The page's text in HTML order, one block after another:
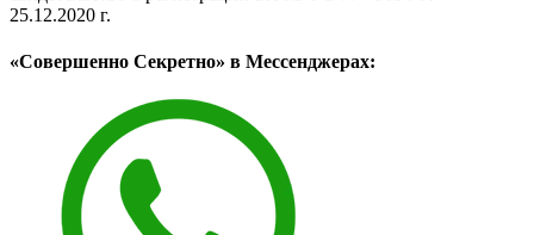
25.12.2020 г.
«Совершенно Секретно» в Мессенджерах: